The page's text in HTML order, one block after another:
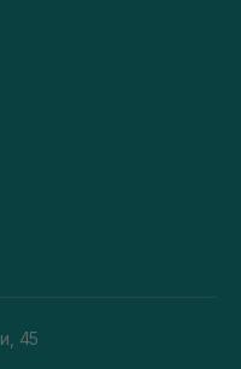
45